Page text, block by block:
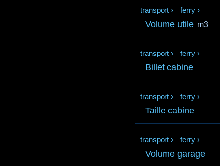
transport › ferry ›
Volume utile m3
transport › ferry ›
Billet cabine
transport › ferry ›
Taille cabine
transport › ferry ›
Volume garage